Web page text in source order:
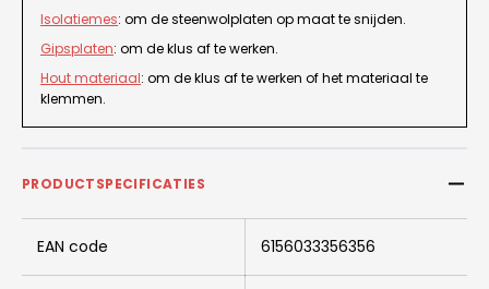
Isolatiemes: om de steenwolplaten op maat te snijden.
Gipsplaten: om de klus af te werken.
Hout materiaal: om de klus af te werken of het materiaal te
klemmen.
PRODUCTSPECIFICATIES
EAN code 6156033356356